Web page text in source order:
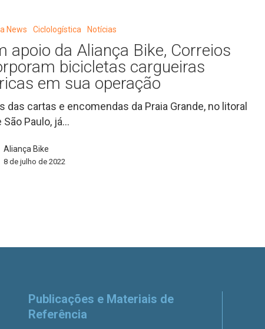
News Ciclologística Notícias
apoio da Aliança Bike, Correios
bicicletas cargueiras
em sua operação
das cartas e encomendas da Praia Grande, no litoral
São Paulo, já…
Aliança Bike
8 de julho de 2022
Publicações e Materiais de
Referência